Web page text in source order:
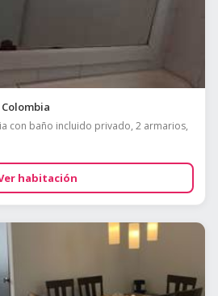
con baño incluido privado, 2 armarios,
habitación